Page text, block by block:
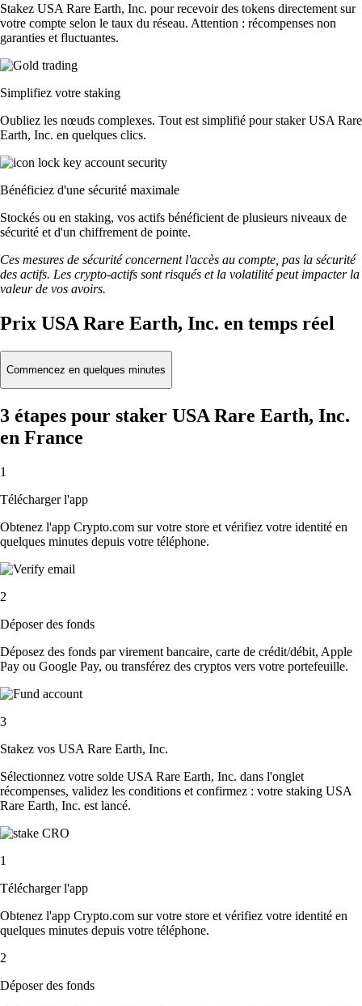
Stakez USA Rare Earth, Inc. pour recevoir des tokens directement sur
votre compte selon le taux du réseau. Attention : récompenses non
garanties et fluctuantes.
Simplifiez votre staking
Oubliez les nœuds complexes. Tout est simplifié pour staker USA Rare
Earth, Inc. en quelques clics.
Bénéficiez d'une sécurité maximale
Stockés ou en staking, vos actifs bénéficient de plusieurs niveaux de
sécurité et d'un chiffrement de pointe.
Ces mesures de sécurité concernent l'accès au compte, pas la sécurité
des actifs. Les crypto-actifs sont risqués et la volatilité peut impacter la
valeur de vos avoirs.
Prix USA Rare Earth, Inc. en temps réel
Commencez en quelques minutes
3 étapes pour staker USA Rare Earth, Inc.
en France
1
Télécharger l'app
Obtenez l'app Crypto.com sur votre store et vérifiez votre identité en
quelques minutes depuis votre téléphone.
2
Déposer des fonds
Déposez des fonds par virement bancaire, carte de crédit/débit, Apple
Pay ou Google Pay, ou transférez des cryptos vers votre portefeuille.
3
Stakez vos USA Rare Earth, Inc.
Sélectionnez votre solde USA Rare Earth, Inc. dans l'onglet
récompenses, validez les conditions et confirmez : votre staking USA
Rare Earth, Inc. est lancé.
1
Télécharger l'app
Obtenez l'app Crypto.com sur votre store et vérifiez votre identité en
quelques minutes depuis votre téléphone.
2
Déposer des fonds